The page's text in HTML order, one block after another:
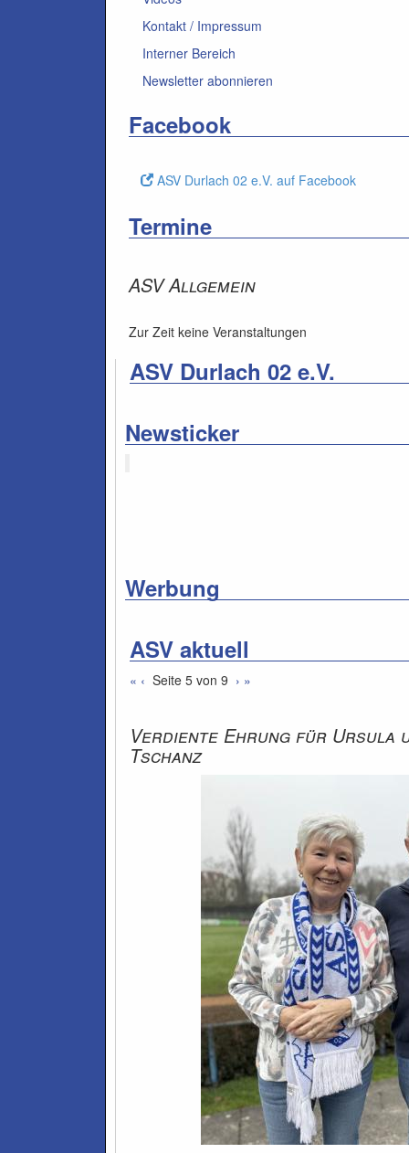
Kontakt / Impressum
Interner Bereich
Newsletter abonnieren
Facebook
ASV Durlach 02 e.V. auf Facebook
Termine
ASV Allgemein
Zur Zeit keine Veranstaltungen
ASV Durlach 02 e.V.
Newsticker
Werbung
ASV aktuell
« ‹ Seite 5 von 9 › »
Verdiente Ehrung für Ursula
Tschanz